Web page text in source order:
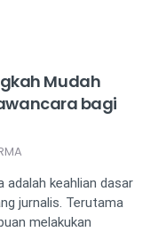
Mudah
bagi
adalah keahlian dasar
jurnalis. Terutama
melakukan